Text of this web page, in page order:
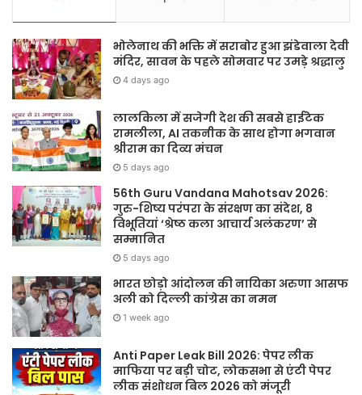
भोलेनाथ की भक्ति में सराबोर हुआ झंडेवाला देवी
मंदिर, सावन के पहले सोमवार पर उमड़े श्रद्धालु
4 days ago
लालकिला में सजेगी देश की सबसे हाईटेक
रामलीला, AI तकनीक के साथ होगा भगवान
श्रीराम का दिव्य मंचन
5 days ago
56th Guru Vandana Mahotsav 2026:
गुरु-शिष्य परंपरा के संरक्षण का संदेश, 8
विभूतियां ‘श्रेष्ठ कला आचार्य अलंकरण’ से
सम्मानित
5 days ago
भारत छोड़ो आंदोलन की नायिका अरुणा आसफ
अली को दिल्ली कांग्रेस का नमन
1 week ago
Anti Paper Leak Bill 2026: पेपर लीक
माफिया पर बड़ी चोट, लोकसभा से एंटी पेपर
लीक संशोधन बिल 2026 को मंजूरी